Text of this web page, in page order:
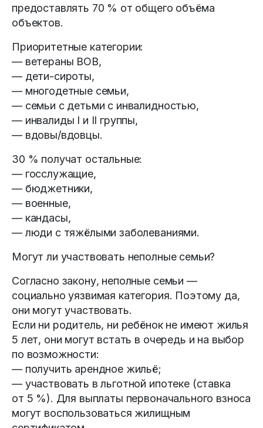
предоставлять 70 % от общего объёма
объектов.
Приоритетные категории:
— ветераны ВОВ,
— дети-сироты,
— многодетные семьи,
— семьи с детьми с инвалидностью,
— инвалиды I и II группы,
— вдовы/вдовцы.
30 % получат остальные:
— госслужащие,
— бюджетники,
— военные,
— кандасы,
— люди с тяжёлыми заболеваниями.
Могут ли участвовать неполные семьи?
Согласно закону, неполные семьи —
социально уязвимая категория. Поэтому да,
они могут участвовать.
Если ни родитель, ни ребёнок не имеют жилья
5 лет, они могут встать в очередь и на выбор
по возможности:
— получить арендное жильё;
— участвовать в льготной ипотеке (ставка
от 5 %). Для выплаты первоначального взноса
могут воспользоваться жилищным